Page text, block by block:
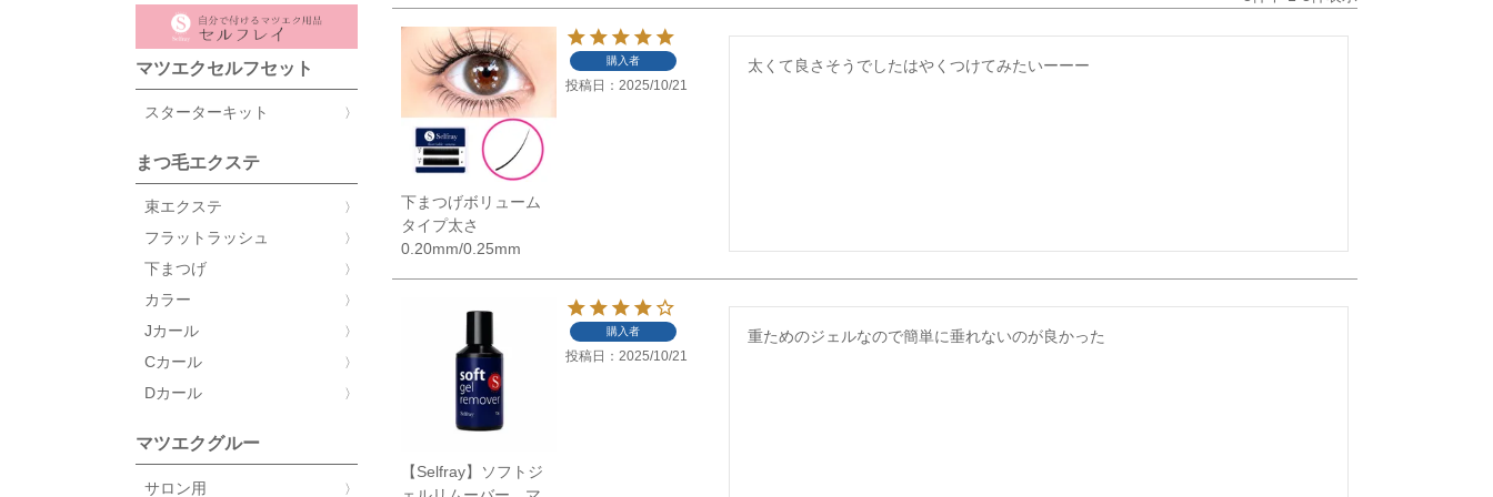
マツエクセルフセット
スターターキット
まつ毛エクステ
束エクステ
フラットラッシュ
下まつげ
カラー
Jカール
Cカール
Dカール
マツエクグルー
サロン用
下まつげボリューム
タイプ太さ
0.20mm/0.25mm
購入者
投稿日 2025/10/21
太くて良さそうでしたはやくつけてみたいーーー
【Selfray】ソフトジ
購入者
投稿日 2025/10/21
重ためのジェルなので簡単に垂れないのが良かった